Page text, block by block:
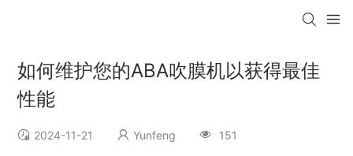
如何维护您的ABA吹膜机以获得最佳
性能
2024-11-21 Yunfeng 151